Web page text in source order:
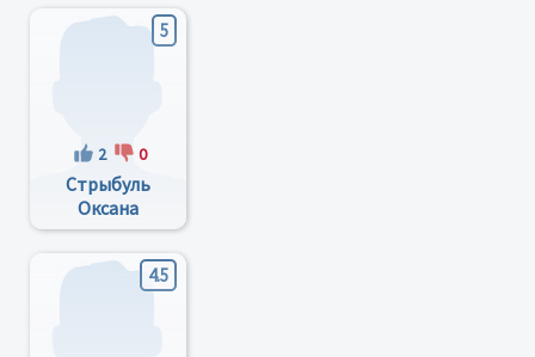
5
2 0
Стрыбуль
Оксана
Викторовна
4.5